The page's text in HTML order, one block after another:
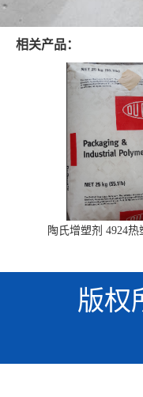
相关产品：
陶氏增塑剂 4924
版权